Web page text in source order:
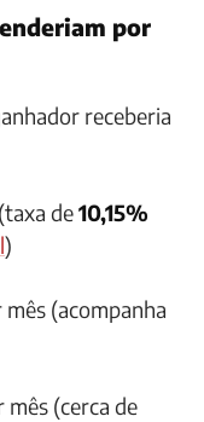
por
receberia
de10,15%
)
mês (acompanha
mês (cerca de